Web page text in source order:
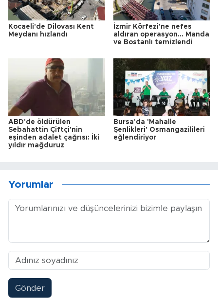
Kocaeli'de Dilovası Kent
Meydanı hızlandı
İzmir Körfezi'ne nefes
aldıran operasyon... Manda
ve Bostanlı temizlendi
ABD'de öldürülen
Sebahattin Çiftçi'nin
eşinden adalet çağrısı: İki
yıldır mağduruz
Bursa'da 'Mahalle
Şenlikleri' Osmangazilileri
eğlendiriyor
Yorumlar
Gönder